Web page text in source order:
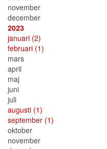
november
december
2023
januari (2)
februari (1)
mars
april
maj
juni
juli
augusti (1)
september (1)
oktober
november